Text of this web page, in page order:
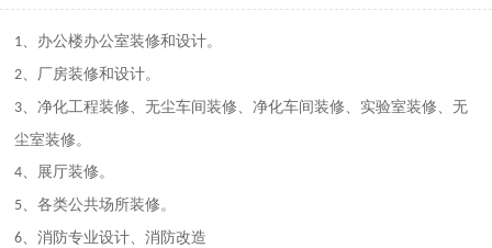
1、办公楼办公室装修和设计。
2、厂房装修和设计。
3、净化工程装修、无尘车间装修、净化车间装修、实验室装修、无
尘室装修。
4、展厅装修。
5、各类公共场所装修。
6、消防专业设计、消防改造